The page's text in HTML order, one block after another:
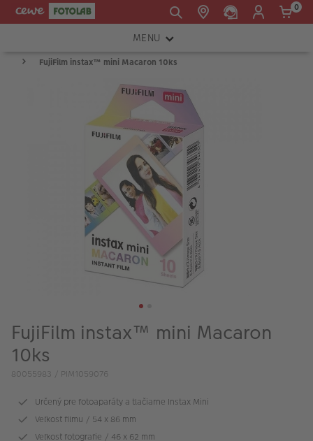
E-mail:
0
MENU
FOTOAPARÁTY
TLAČIARNE A SKENERY
Akcie a zľavy
CEWE Fotoprodukty
FujiFilm instax™ mini Macaron 10ks
FujiFilm instax™ mini Macaron
10ks
80055983 / PIM1059076
Určený pre fotoaparáty a tlačiarne Instax Mini
Veľkosť filmu / 54 x 86 mm
Veľkosť fotografie / 46 x 62 mm